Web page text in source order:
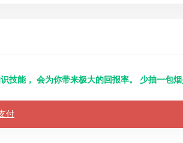
技能， 会为你带来极大的回报率。 少抽一包
付